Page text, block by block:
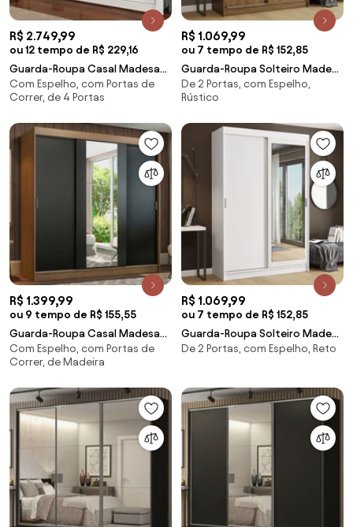
R$ 2.749,99
ou 12 tempo de R$ 229,16
Guarda-Roupa Casal Madesa
Alabama 4 Portas de Correr
com Espelhos Branco
Com Espelho, com Portas de
Correr, de 4 Portas
R$ 1.069,99
ou 7 tempo de R$ 152,85
Guarda-Roupa Solteiro Madesa
Tokio 2 Portas de Correr com
Espelho 2 Gavetas Rustic
De 2 Portas, com Espelho,
Rústico
R$ 1.399,99
ou 9 tempo de R$ 155,55
Guarda-Roupa Casal Madesa
Reno 3 Portas de Correr com
Espelho Rustic/Preto
Com Espelho, com Portas de
Correr, de Madeira
R$ 1.069,99
ou 7 tempo de R$ 152,85
Guarda-Roupa Solteiro Madesa
Tokio 2 Portas de Correr com
De 2 Portas, com Espelho, Reto